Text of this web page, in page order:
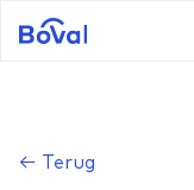
← Terug